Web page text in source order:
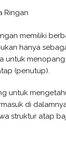
memiliki
hanya
untuk
(penutup).
untuk
di
struktur atap